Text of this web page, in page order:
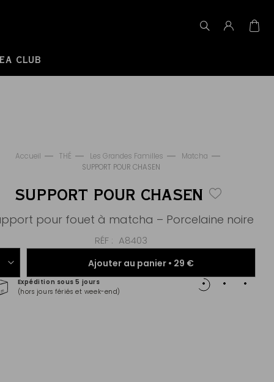
CLUB
Accueil THÉ Les Grandes Familles
Matcha
SUPPORT POUR CHASEN
SUPPORT POUR CHASEN
pour fouet à matcha – Porcelaine noire
RÉF A8403
Ajouter au panier • 29 €
Expédition sous 5 jours
(hors jours fériés et week-end)